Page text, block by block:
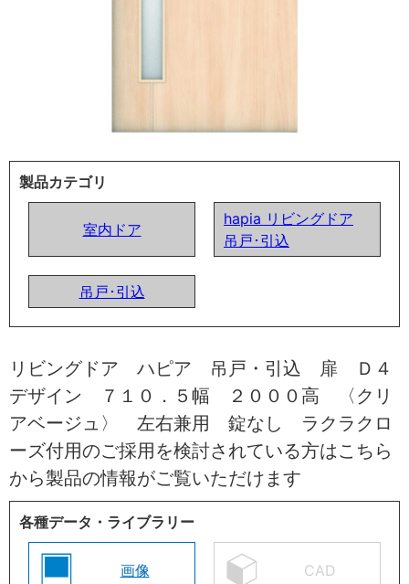
製品カテゴリ
室内ドア
hapia リビングドア
吊戸･引込
吊戸･引込
リビングドア ハピア 吊戸・引込 扉 Ｄ４
デザイン ７１０．５幅 ２０００高 〈クリ
アベージュ〉 左右兼用 錠なし ラクラクロ
ーズ付用のご採用を検討されている方はこちら
から製品の情報がご覧いただけます
各種データ・ライブラリー
画像 CAD